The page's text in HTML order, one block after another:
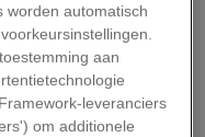
dat
een tragisch
tot een
schuld, nadat
worden automatisch
aan
leveranciers
om additionele